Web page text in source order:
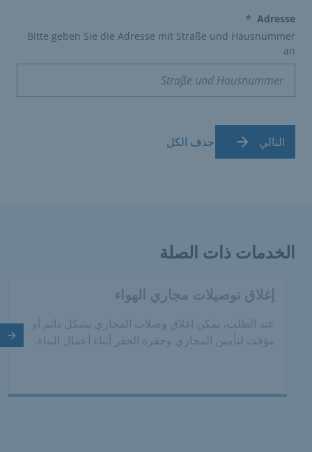
Adresse
*
Bitte geben Sie die Adresse mit Straße und Hausnummer
an
التالي حذف الكل
الخدمات ذات الصلة
إغلاق توصيلات مجاري الهواء
عند الطلب، يمكن إغلاق وصلات المجاري بشكل دائم أو
مؤقت لتأمين المجاري وحفرة الحفر أثناء أعمال البناء.